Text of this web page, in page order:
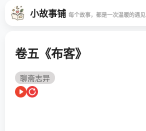
小故事铺 每个故事，都是一次温暖的遇见
卷五《布客》
聊斋志异